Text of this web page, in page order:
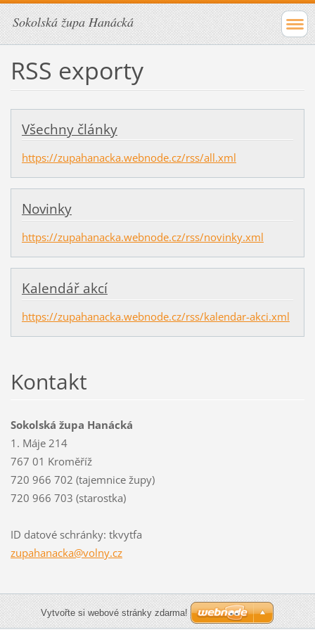
Sokolská župa Hanácká
RSS exporty
Všechny články
https://zupahanacka.webnode.cz/rss/all.xml
Novinky
https://zupahanacka.webnode.cz/rss/novinky.xml
Kalendář akcí
https://zupahanacka.webnode.cz/rss/kalendar-akci.xml
Kontakt
Sokolská župa Hanácká
1. Máje 214
767 01 Kroměříž
720 966 702 (tajemnice župy)
720 966 703 (starostka)
ID datové schránky: tkvytfa
zupahanacka@volny.cz
Vytvořte si webové stránky zdarma!